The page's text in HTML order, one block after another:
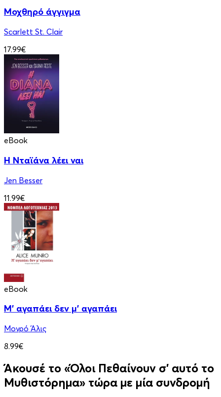
Μοχθηρό άγγιγμα
Scarlett St. Clair
17.99€
eBook
Η Νταϊάνα λέει ναι
Jen Besser
11.99€
eBook
Μ' αγαπάει δεν μ' αγαπάει
Μονρό Άλις
8.99€
Άκουσέ το «Όλοι Πεθαίνουν σ' αυτό το
Μυθιστόρημα» τώρα με μία συνδρομή